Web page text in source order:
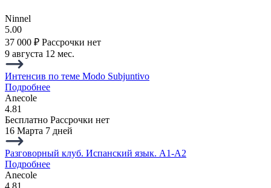
Ninnel
5.00
37 000 ₽ Рассрочки нет
9 августа 12 мес.
Интенсив по теме Modo Subjuntivo
Подробнее
Anecole
4.81
Бесплатно Рассрочки нет
16 Марта 7 дней
Разговорный клуб. Испанский язык. A1-A2
Подробнее
Anecole
4.81